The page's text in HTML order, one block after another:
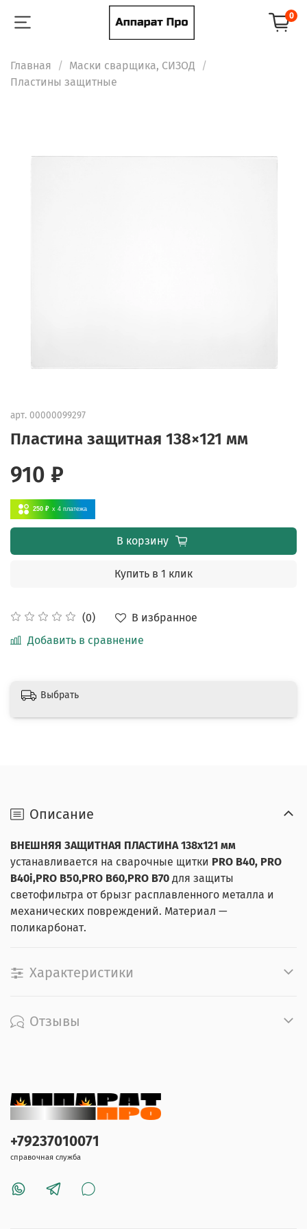
0
Главная
Маски сварщика, СИЗОД
Пластины защитные
арт. 00000099297
Пластина защитная 138×121 мм
(0)
В избранное
Добавить в сравнение
910 ₽
250 ₽ x 4 платежа
В корзину
Купить в 1 клик
Выбрать
Описание
ВНЕШНЯЯ ЗАЩИТНАЯ ПЛАСТИНА 138х121 мм
устанавливается на сварочные щитки PRO B40, PRO
B40i,PRO B50,PRO B60,PRO B70 для защиты
светофильтра от брызг расплавленного металла и
механических повреждений. Материал —
поликарбонат.
Характеристики
Отзывы
+79237010071
справочная служба